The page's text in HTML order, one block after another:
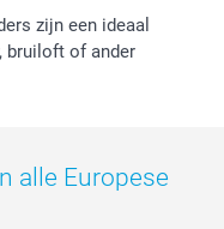
zijn een ideaal
bruiloft of ander
alle Europese